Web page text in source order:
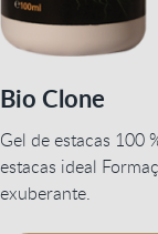
Bio Clone
Gel de estacas 100
estacas ideal
exuberante.